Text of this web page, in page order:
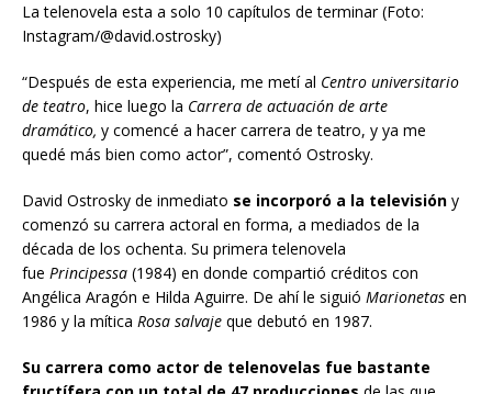
La telenovela esta a solo 10 capítulos de terminar (Foto:
Instagram/@david.ostrosky)
“Después de esta experiencia, me metí al Centro universitario
de teatro, hice luego la Carrera de actuación de arte
dramático, y comencé a hacer carrera de teatro, y ya me
quedé más bien como actor”, comentó Ostrosky.
David Ostrosky de inmediato se incorporó a la televisión y
comenzó su carrera actoral en forma, a mediados de la
década de los ochenta. Su primera telenovela
fue Principessa (1984) en donde compartió créditos con
Angélica Aragón e Hilda Aguirre. De ahí le siguió Marionetas en
1986 y la mítica Rosa salvaje que debutó en 1987.
Su carrera como actor de telenovelas fue bastante